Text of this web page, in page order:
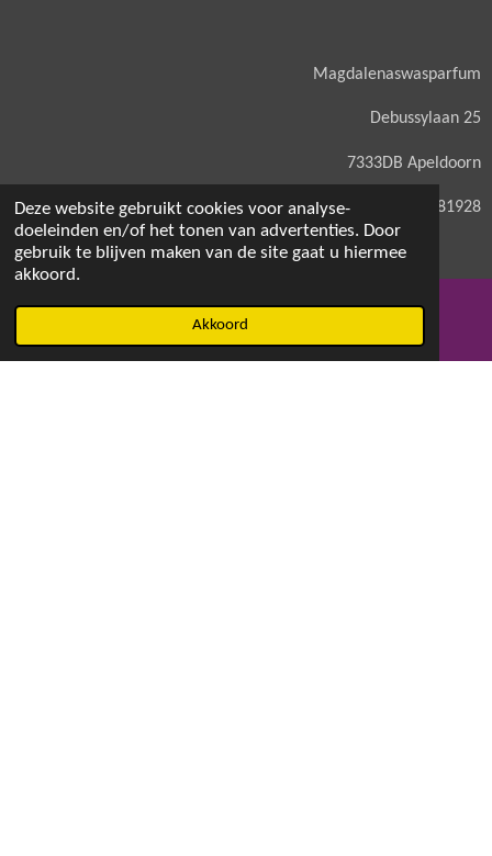
Deze website gebruikt cookies voor analyse-
doeleinden en/of het tonen van advertenties. Door
gebruik te blijven maken van de site gaat u hiermee
akkoord.
Akkoord
Magdalenaswasparfum
Debussylaan 25
7333DB Apeldoorn
KVK: 71581928
© 2021 - 2026 Magdalenaswasparfum